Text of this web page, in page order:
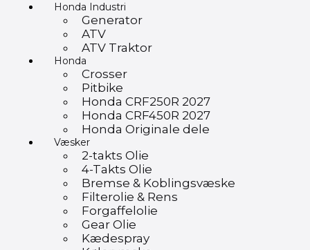
Honda Industri
Generator
ATV
ATV Traktor
Honda
Crosser
Pitbike
Honda CRF250R 2027
Honda CRF450R 2027
Honda Originale dele
Væsker
2-takts Olie
4-Takts Olie
Bremse & Koblingsvæske
Filterolie & Rens
Forgaffelolie
Gear Olie
Kædespray